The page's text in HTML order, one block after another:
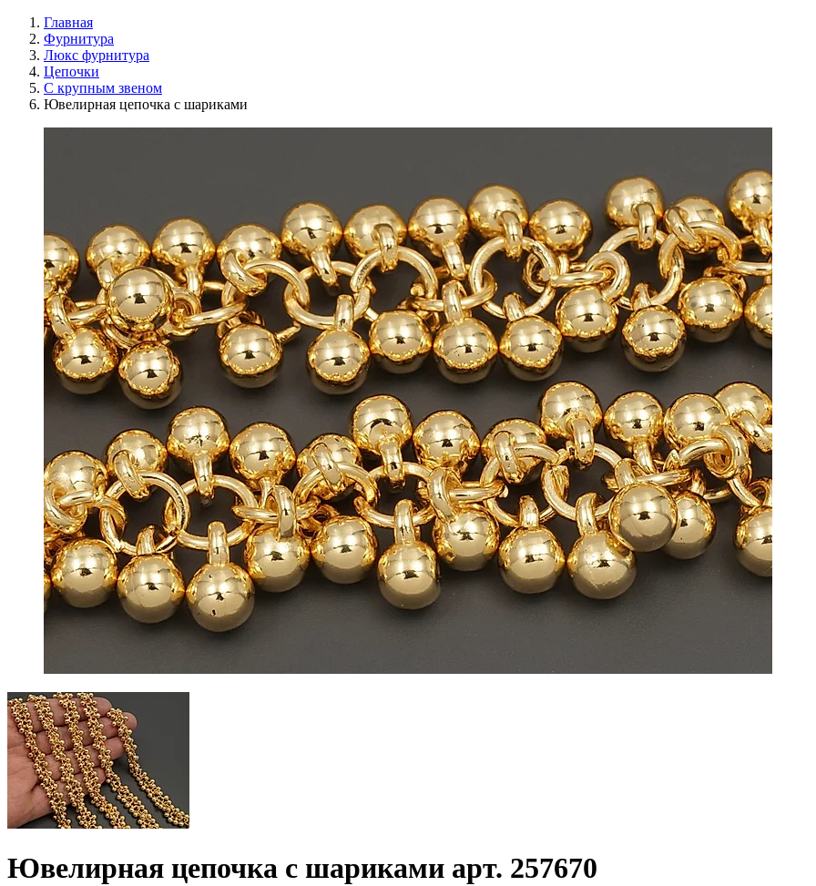
Главная
Фурнитура
Люкс фурнитура
Цепочки
С крупным звеном
Ювелирная цепочка с шариками
Ювелирная цепочка с шариками арт. 257670